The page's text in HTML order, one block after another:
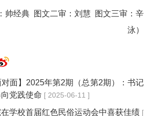
帅经典 图文二审：刘慧 图文三审：辛
泳）
对面】2025年第2期（总第2期）：书记
党践使命 [ 2025-06-11 ]
学校首届红色民俗运动会中喜获佳绩 [